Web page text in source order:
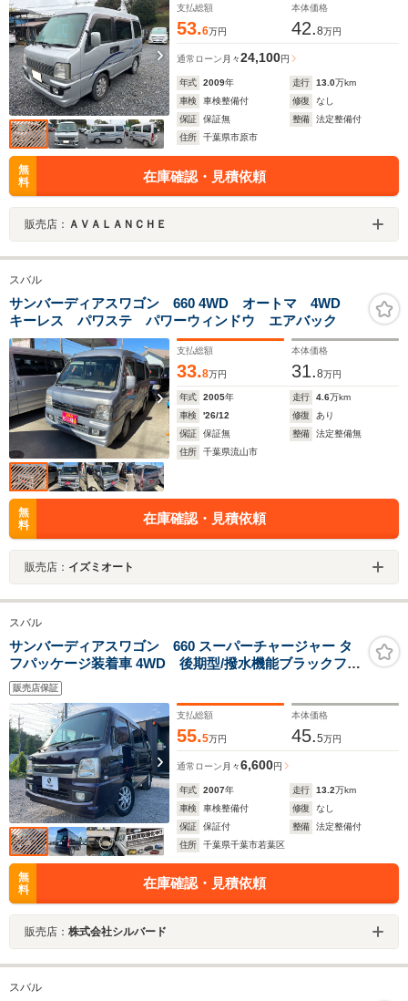
支払総額
53.6万円
本体価格
42.8万円
通常ローン 月々24,100円
年式 2009年 走行 13.0万km
車検
車検整備付 修復
なし
保証
保証無 整備
法定整備付
住所
千葉県市原市
無
料
在庫確認・見積依頼
販売店： ＡＶＡＬＡＮＣＨＥ
スバル
サンバーディアスワゴン 660 4WD オートマ 4WD
キーレス パワステ パワーウィンドウ エアバック
支払総額
33.8万円
本体価格
31.8万円
年式 2005年 走行 4.6万km
車検
'26/12 修復
あり
保証
保証無 整備
法定整備無
住所
千葉県流山市
無
料
在庫確認・見積依頼
販売店： イズミオート
スバル
サンバーディアスワゴン 660 スーパーチャージャー タ
フパッケージ装着車 4WD 後期型/撥水機能ブラックファ
ブリックシート車検2年
販売店保証
支払総額
55.5万円
本体価格
45.5万円
通常ローン 月々6,600円
年式 2007年 走行 13.2万km
車検
車検整備付 修復
なし
保証
保証付 整備
法定整備付
住所
千葉県千葉市若葉区
無
料
在庫確認・見積依頼
販売店： 株式会社シルバード
スバル